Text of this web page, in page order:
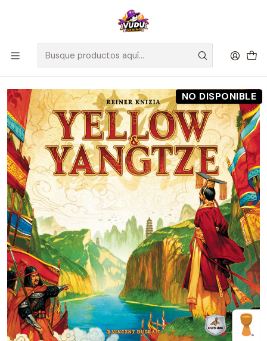
🚀 ¡Despachamos a todo Chile! Envío GRATIS a Regiones sobre
$100.000 y a RM sobre $35.000
Inicio Preventas Maldito Games
Preventa - Yellow & Yangtze - Español
NO DISPONIBLE